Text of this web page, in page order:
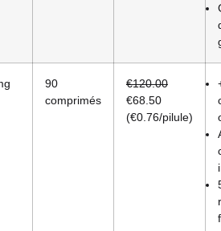
90
comprimés
€120.00
€68.50
(€0.76/pilule)